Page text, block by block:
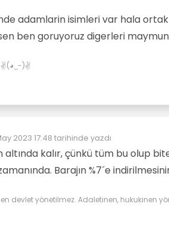
adamlarin isimleri var hala
ben goruyoruz digerleri
✌(◕‿-)✌
2023 17:48 tarihinde yazdı
düzenleyen:
altında kalır, çünkü tüm bu olup
Barajın %7´e
devlet yönetilmez. Adaletinen, hukukinen